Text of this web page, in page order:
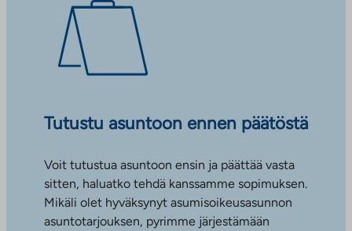
Tutustu asuntoon ennen päätöstä
Voit tutustua asuntoon ensin ja päättää vasta
sitten, haluatko tehdä kanssamme sopimuksen.
Mikäli olet hyväksynyt asumisoikeusasunnon
asuntotarjouksen, pyrimme järjestämään